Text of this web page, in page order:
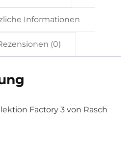
Informationen
(0)
Factory 3 von Rasch